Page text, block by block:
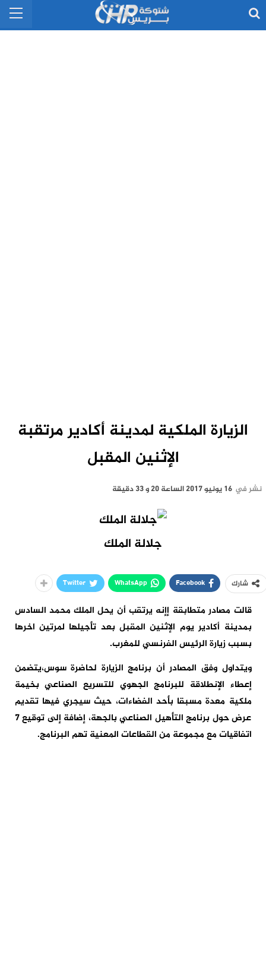
الزيارة الملكية لمدينة أكادير مرتقبة
الإثنين المقبل
نشر في 16 يونيو 2017 الساعة 20 و 33 دقيقة
جلالة الملك
شارك Facebook
WhatsApp
Twitter
قالت مصادر متطابقة إإنه يرتقب أن يحل الملك محمد السادس
بمدينة أكادير يوم الإثنين المقبل بعد تأجيلها لمرتين اخرها
بسبب زيارة الرئيس الفرنسي للمغرب.
ويتداول وفق المصادر أن برنامج الزيارة لحاضرة سوس،يتضمن
إعطاء الإنطلاقة للبرنامج الجهوي للتسريع الصناعي بخيمة
ملكية معدة مسبقا بأحد الفضاءات، حيث سيجري فيها تقديم
عرض حول برنامج التأهيل الصناعي بالجهة، إضافة إلى توقيع 7
اتفاقيات مع مجموعة من القطاعات المعنية تهم البرنامج.